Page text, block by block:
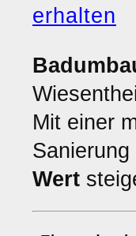
erhalten
Mit einer
Sanierung
Wert